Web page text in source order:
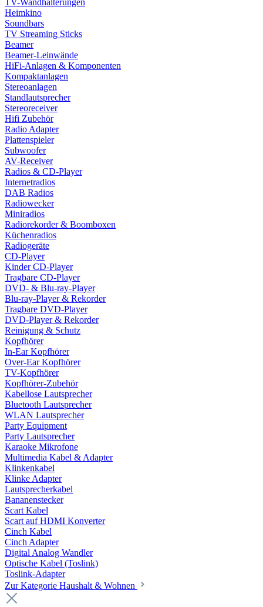
TV-Wandhalterungen
Heimkino
Soundbars
TV Streaming Sticks
Beamer
Beamer-Leinwände
HiFi-Anlagen & Komponenten
Kompaktanlagen
Stereoanlagen
Standlautsprecher
Stereoreceiver
Hifi Zubehör
Radio Adapter
Plattenspieler
Subwoofer
AV-Receiver
Radios & CD-Player
Internetradios
DAB Radios
Radiowecker
Miniradios
Radiorekorder & Boomboxen
Küchenradios
Radiogeräte
CD-Player
Kinder CD-Player
Tragbare CD-Player
DVD- & Blu-ray-Player
Blu-ray-Player & Rekorder
Tragbare DVD-Player
DVD-Player & Rekorder
Reinigung & Schutz
Kopfhörer
In-Ear Kopfhörer
Over-Ear Kopfhörer
TV-Kopfhörer
Kopfhörer-Zubehör
Kabellose Lautsprecher
Bluetooth Lautsprecher
WLAN Lautsprecher
Party Equipment
Party Lautsprecher
Karaoke Mikrofone
Multimedia Kabel & Adapter
Klinkenkabel
Klinke Adapter
Lautsprecherkabel
Bananenstecker
Scart Kabel
Scart auf HDMI Konverter
Cinch Kabel
Cinch Adapter
Digital Analog Wandler
Optische Kabel (Toslink)
Toslink-Adapter
Zur Kategorie Haushalt & Wohnen